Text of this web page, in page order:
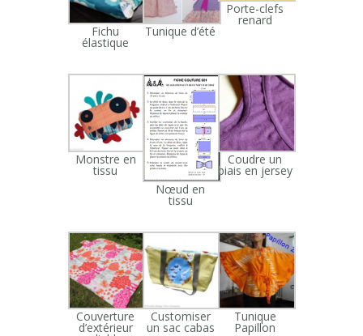
Fichu
élastique
Tunique d’été
Porte-clefs
renard
Monstre en
tissu
Nœud en
tissu
Coudre un
biais en jersey
Couverture
d’extérieur
Customiser
un sac cabas
Tunique
Papillon